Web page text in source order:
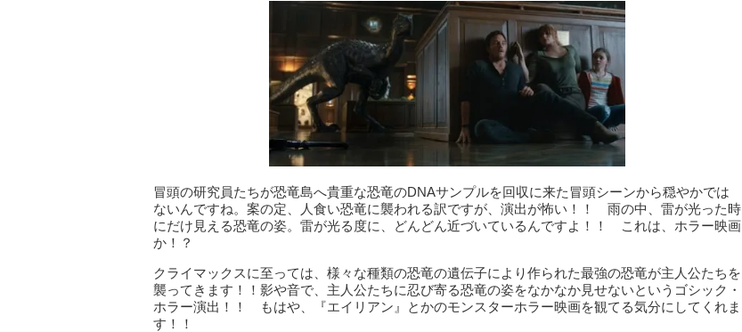
冒頭の研究員たちが恐竜島へ貴重な恐竜のDNAサンプルを回収に来た冒頭シーンから穏やかでは
ないんですね。案の定、人食い恐竜に襲われる訳ですが、演出が怖い！！ 雨の中、雷が光った時
にだけ見える恐竜の姿。雷が光る度に、どんどん近づいているんですよ！！ これは、ホラー映画
か！？
クライマックスに至っては、様々な種類の恐竜の遺伝子により作られた最強の恐竜が主人公たちを
襲ってきます！！影や音で、主人公たちに忍び寄る恐竜の姿をなかなか見せないというゴシック・
ホラー演出！！ もはや、『エイリアン』とかのモンスターホラー映画を観てる気分にしてくれま
す！！